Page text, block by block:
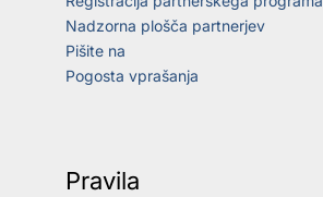
Nadzorna plošča partnerjev
Pišite na
Pogosta vprašanja
Pravila